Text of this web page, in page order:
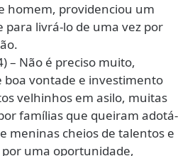
homem, providenciou um
livrá-lo de uma vez por
– Não é preciso muito,
boa vontade e investimento
velhinhos em asilo, muitas
famílias que queiram adotá-
meninas cheios de talentos e
uma oportunidade,